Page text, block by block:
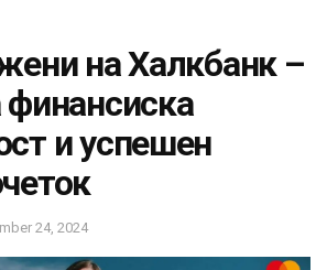
на Халкбанк –
финансиска
и успешен
24, 2024